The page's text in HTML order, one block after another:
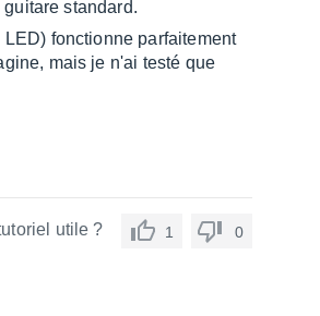
standard.
fonctionne parfaitement
mais je n'ai testé que
utile ? 1 0